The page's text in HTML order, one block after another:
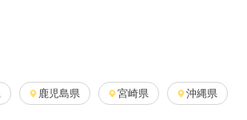
鹿児島県 宮崎県 沖縄県